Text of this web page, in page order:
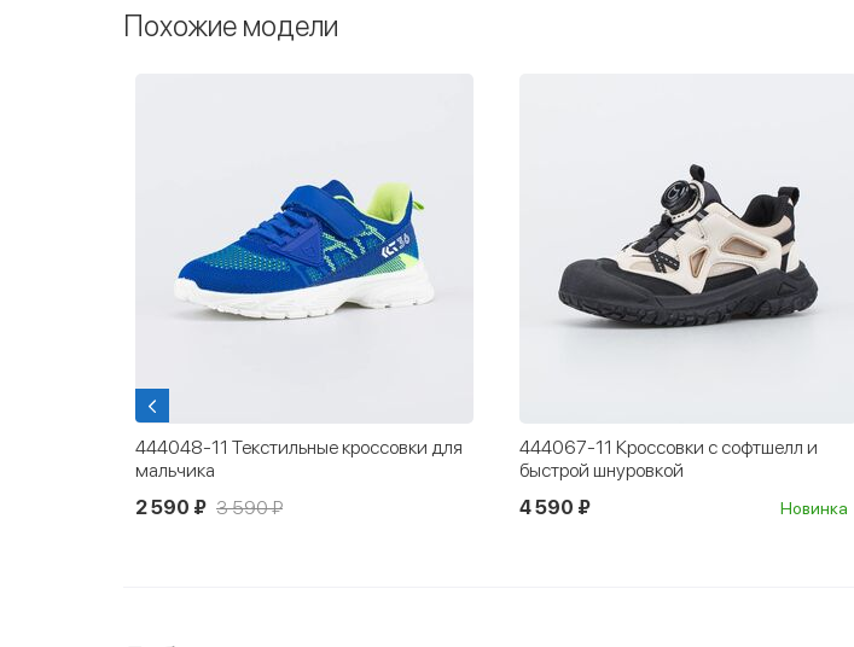
Похожие модели
444048-11 Текстильные кроссовки для
мальчика
2 590 ₽ 3 590 ₽
444067-11 Кроссовки с софтшелл и
быстрой шнуровкой
4 590 ₽
Новинка